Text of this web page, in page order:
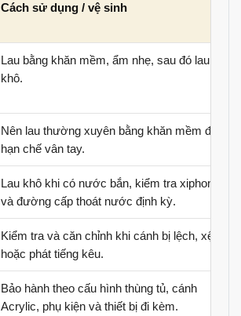
Cách sử dụng / vệ sinh
Lau bằng khăn mềm, ẩm nhẹ, sau đó lau
khô.
Nên lau thường xuyên bằng khăn mềm để
hạn chế vân tay.
Lau khô khi có nước bắn, kiểm tra xiphong
và đường cấp thoát nước định kỳ.
Kiểm tra và căn chỉnh khi cánh bị lệch, xệ
hoặc phát tiếng kêu.
Bảo hành theo cấu hình thùng tủ, cánh
Acrylic, phụ kiện và thiết bị đi kèm.